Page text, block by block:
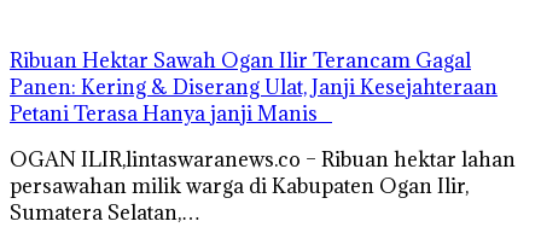
Ribuan Hektar Sawah Ogan Ilir Terancam Gagal
Panen: Kering & Diserang Ulat, Janji Kesejahteraan
Petani Terasa Hanya janji Manis
OGAN ILIR,lintaswaranews.co – Ribuan hektar lahan
persawahan milik warga di Kabupaten Ogan Ilir,
Sumatera Selatan,…